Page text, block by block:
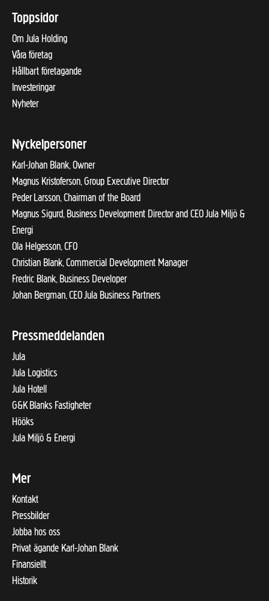
Toppsidor
Om Jula Holding
Våra företag
Hållbart företagande
Investeringar
Nyheter
Nyckelpersoner
Karl-Johan Blank, Owner
Magnus Kristoferson, Group Executive Director
Peder Larsson, Chairman of the Board
Magnus Sigurd, Business Development Director and CEO Jula Miljö &
Energi
Ola Helgesson, CFO
Christian Blank, Commercial Development Manager
Fredric Blank, Business Developer
Johan Bergman, CEO Jula Business Partners
Pressmeddelanden
Jula
Jula Logistics
Jula Hotell
G&K Blanks Fastigheter
Hööks
Jula Miljö & Energi
Mer
Kontakt
Pressbilder
Jobba hos oss
Privat ägande Karl-Johan Blank
Finansiellt
Historik